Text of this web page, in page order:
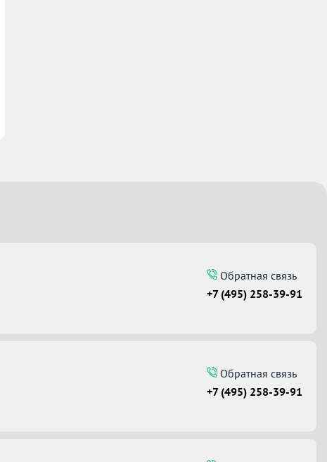
Обратная связь
+7 (495) 258-39-91
Обратная связь
+7 (495) 258-39-91